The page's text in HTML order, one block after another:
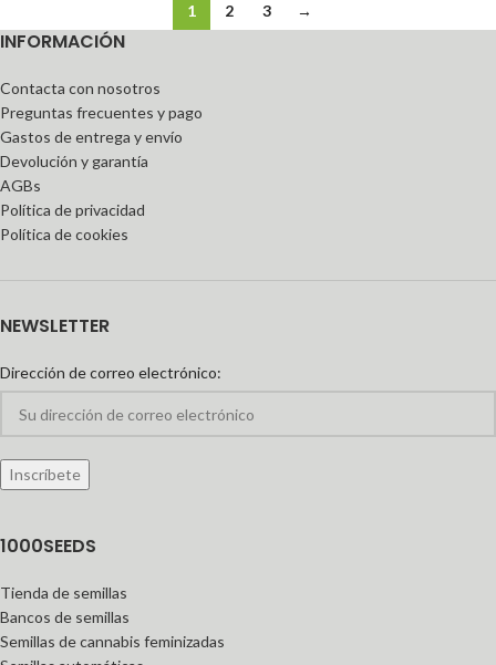
1 2 3 →
INFORMACIÓN
Contacta con nosotros
Preguntas frecuentes y pago
Gastos de entrega y envío
Devolución y garantía
AGBs
Política de privacidad
Política de cookies
NEWSLETTER
Dirección de correo electrónico:
1000SEEDS
Tienda de semillas
Bancos de semillas
Semillas de cannabis feminizadas